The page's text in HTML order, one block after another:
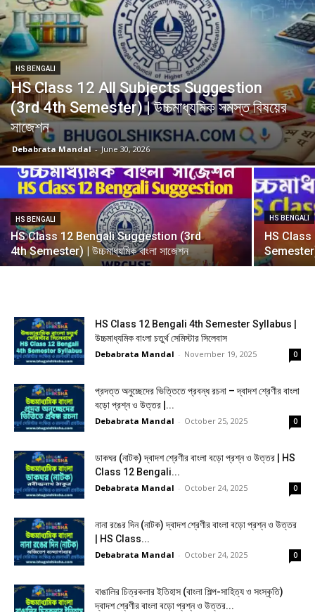
HS BENGALI
HS Class 12 All Subjects Suggestion
(3rd 4th Semester) | উচ্চমাধ্যমিক সমস্ত বিষয়ের
সাজেশন
Debabrata Mandal - June 30, 2026
HS BENGALI
HS Class 12 Bengali Suggestion (3rd
4th Semester) | উচ্চমাধ্যমিক বাংলা সাজেশন
HS BENGALI
HS
Semester) |
HS Class 12 Bengali 4th Semester Syllabus |
উচ্চমাধ্যমিক বাংলা চতুর্থ সেমিস্টার সিলেবাস
Debabrata Mandal - November 19, 2025 0
প্রদত্ত অনুচ্ছেদের ভিত্তিতে প্রবন্ধ রচনা – দ্বাদশ শ্রেণীর বাংলা
বড়ো প্রশ্ন ও উত্তর |...
Debabrata Mandal - October 25, 2025 0
ডাকঘর (নাটক) দ্বাদশ শ্রেণীর বাংলা বড়ো প্রশ্ন ও উত্তর | HS
Class 12 Bengali...
Debabrata Mandal - October 24, 2025 0
নানা রঙের দিন (নাটক) দ্বাদশ শ্রেণীর বাংলা বড়ো প্রশ্ন ও উত্তর
| HS Class...
Debabrata Mandal - October 24, 2025 0
বাঙালির চিত্রকলার ইতিহাস (বাংলা শিল্প-সাহিত্য ও সংস্কৃতি)
দ্বাদশ শ্রেণীর বাংলা বড়ো প্রশ্ন ও উত্তর...